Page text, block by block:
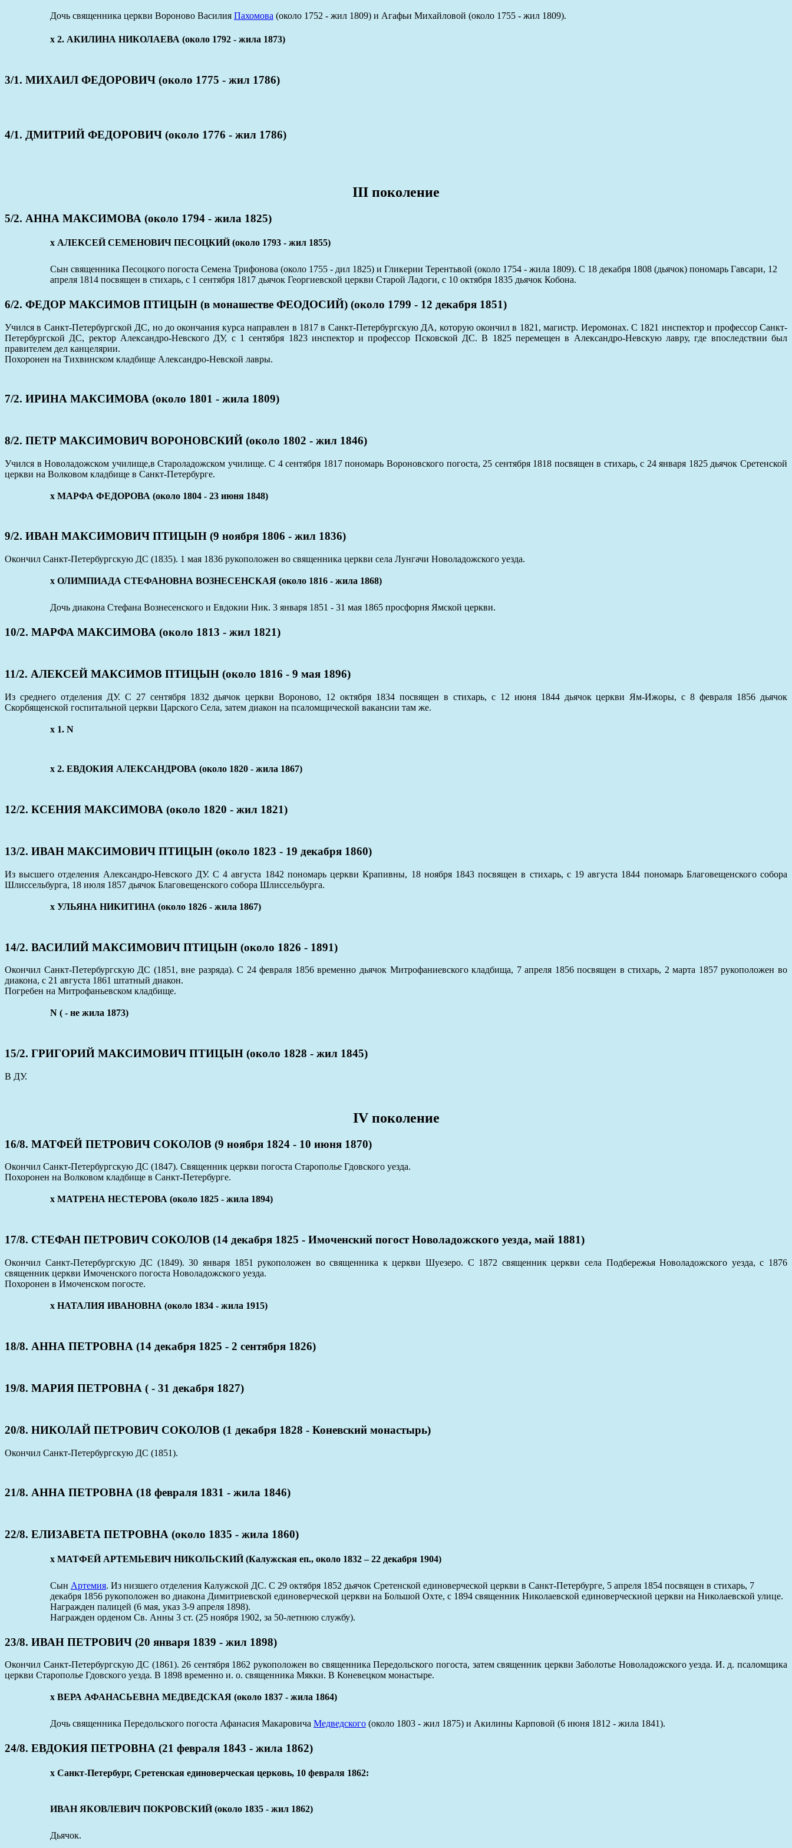
Дочь священника церкви Вороново Василия Пахомова (около 1752 - жил 1809) и Агафьи Михайловой (около 1755 - жил 1809).
x 2. АКИЛИНА НИКОЛАЕВА (около 1792 - жила 1873)
3/1. МИХАИЛ ФЕДОРОВИЧ (около 1775 - жил 1786)
4/1. ДМИТРИЙ ФЕДОРОВИЧ (около 1776 - жил 1786)
III поколение
5/2. АННА МАКСИМОВА (около 1794 - жила 1825)
x АЛЕКСЕЙ СЕМЕНОВИЧ ПЕСОЦКИЙ (около 1793 - жил 1855)
Сын священника Песоцкого погоста Семена Трифонова (около 1755 - дил 1825) и Гликерии Терентьвой (около 1754 - жила 1809). С 18 декабря 1808 (дьячок) пономарь Гавсари, 12
апреля 1814 посвящен в стихарь, с 1 сентября 1817 дьячок Георгиевской церкви Старой Ладоги, с 10 октября 1835 дьячок Кобона.
6/2. ФЕДОР МАКСИМОВ ПТИЦЫН (в монашестве ФЕОДОСИЙ) (около 1799 - 12 декабря 1851)
Учился в Санкт-Петербургской ДС, но до окончания курса направлен в 1817 в Санкт-Петербургскую ДА, которую окончил в 1821, магистр. Иеромонах. С 1821 инспектор и профессор Санкт-
Петербургской ДС, ректор Александро-Невского ДУ, с 1 сентября 1823 инспектор и профессор Псковской ДС. В 1825 перемещен в Александро-Невскую лавру, где впоследствии был
правителем дел канцелярии.
Похоронен на Тихвинском кладбище Александро-Невской лавры.
7/2. ИРИНА МАКСИМОВА (около 1801 - жила 1809)
8/2. ПЕТР МАКСИМОВИЧ ВОРОНОВСКИЙ (около 1802 - жил 1846)
Учился в Новоладожском училище,в Староладожском училище. С 4 сентября 1817 пономарь Вороновского погоста, 25 сентября 1818 посвящен в стихарь, с 24 января 1825 дьячок Сретенской
церкви на Волковом кладбище в Санкт-Петербурге.
x МАРФА ФЕДОРОВА (около 1804 - 23 июня 1848)
9/2. ИВАН МАКСИМОВИЧ ПТИЦЫН (9 ноября 1806 - жил 1836)
Окончил Санкт-Петербургскую ДС (1835). 1 мая 1836 рукоположен во священника церкви села Лунгачи Новоладожского уезда.
x ОЛИМПИАДА СТЕФАНОВНА ВОЗНЕСЕНСКАЯ (около 1816 - жила 1868)
Дочь диакона Стефана Вознесенского и Евдокии Ник. 3 января 1851 - 31 мая 1865 просфорня Ямской церкви.
10/2. МАРФА МАКСИМОВА (около 1813 - жил 1821)
11/2. АЛЕКСЕЙ МАКСИМОВ ПТИЦЫН (около 1816 - 9 мая 1896)
Из среднего отделения ДУ. С 27 сентября 1832 дьячок церкви Вороново, 12 октября 1834 посвящен в стихарь, с 12 июня 1844 дьячок церкви Ям-Ижоры, с 8 февраля 1856 дьячок
Скорбященской госпитальной церкви Царского Села, затем диакон на псаломщической вакансии там же.
x 1. N
x 2. ЕВДОКИЯ АЛЕКСАНДРОВА (около 1820 - жила 1867)
12/2. КСЕНИЯ МАКСИМОВА (около 1820 - жил 1821)
13/2. ИВАН МАКСИМОВИЧ ПТИЦЫН (около 1823 - 19 декабря 1860)
Из высшего отделения Александро-Невского ДУ. С 4 августа 1842 пономарь церкви Крапивны, 18 ноября 1843 посвящен в стихарь, с 19 августа 1844 пономарь Благовещенского собора
Шлиссельбурга, 18 июля 1857 дьячок Благовещенского собора Шлиссельбурга.
x УЛЬЯНА НИКИТИНА (около 1826 - жила 1867)
14/2. ВАСИЛИЙ МАКСИМОВИЧ ПТИЦЫН (около 1826 - 1891)
Окончил Санкт-Петербургскую ДС (1851, вне разряда). С 24 февраля 1856 временно дьячок Митрофаниевского кладбища, 7 апреля 1856 посвящен в стихарь, 2 марта 1857 рукоположен во
диакона, с 21 августа 1861 штатный диакон.
Погребен на Митрофаньевском кладбище.
N ( - не жила 1873)
15/2. ГРИГОРИЙ МАКСИМОВИЧ ПТИЦЫН (около 1828 - жил 1845)
В ДУ.
IV поколение
16/8. МАТФЕЙ ПЕТРОВИЧ СОКОЛОВ (9 ноября 1824 - 10 июня 1870)
Окончил Санкт-Петербургскую ДС (1847). Священник церкви погоста Старополье Гдовского уезда.
Похоронен на Волковом кладбище в Санкт-Петербурге.
x МАТРЕНА НЕСТЕРОВА (около 1825 - жила 1894)
17/8. СТЕФАН ПЕТРОВИЧ СОКОЛОВ (14 декабря 1825 - Имоченский погост Новоладожского уезда, май 1881)
Окончил Санкт-Петербургскую ДС (1849). 30 января 1851 рукоположен во священника к церкви Шуезеро. С 1872 священник церкви села Подбережья Новоладожского уезда, с 1876
священник церкви Имоченского погоста Новоладожского уезда.
Похоронен в Имоченском погосте.
x НАТАЛИЯ ИВАНОВНА (около 1834 - жила 1915)
18/8. АННА ПЕТРОВНА (14 декабря 1825 - 2 сентября 1826)
19/8. МАРИЯ ПЕТРОВНА ( - 31 декабря 1827)
20/8. НИКОЛАЙ ПЕТРОВИЧ СОКОЛОВ (1 декабря 1828 - Коневский монастырь)
Окончил Санкт-Петербургскую ДС (1851).
21/8. АННА ПЕТРОВНА (18 февраля 1831 - жила 1846)
22/8. ЕЛИЗАВЕТА ПЕТРОВНА (около 1835 - жила 1860)
x МАТФЕЙ АРТЕМЬЕВИЧ НИКОЛЬСКИЙ (Калужская еп., около 1832 – 22 декабря 1904)
Сын Артемия. Из низшего отделения Калужской ДС. С 29 октября 1852 дьячок Сретенской единоверческой церкви в Санкт-Петербурге, 5 апреля 1854 посвящен в стихарь, 7
декабря 1856 рукоположен во диакона Димитриевской единоверческой церкви на Большой Охте, с 1894 священник Николаевской единоверческиой церкви на Николаевской улице.
Награжден палицей (6 мая, указ 3-9 апреля 1898).
Награжден орденом Св. Анны 3 ст. (25 ноября 1902, за 50-летнюю службу).
23/8. ИВАН ПЕТРОВИЧ (20 января 1839 - жил 1898)
Окончил Санкт-Петербургскую ДС (1861). 26 сентября 1862 рукоположен во священника Передольского погоста, затем священник церкви Заболотье Новоладожского уезда. И. д. псаломщика
церкви Старополье Гдовского уезда. В 1898 временно и. о. священника Мякки. В Коневецком монастыре.
x ВЕРА АФАНАСЬЕВНА МЕДВЕДСКАЯ (около 1837 - жила 1864)
Дочь священника Передольского погоста Афанасия Макаровича Медведского (около 1803 - жил 1875) и Акилины Карповой (6 июня 1812 - жила 1841).
24/8. ЕВДОКИЯ ПЕТРОВНА (21 февраля 1843 - жила 1862)
x Санкт-Петербург, Сретенская единоверческая церковь, 10 февраля 1862:
ИВАН ЯКОВЛЕВИЧ ПОКРОВСКИЙ (около 1835 - жил 1862)
Дьячок.